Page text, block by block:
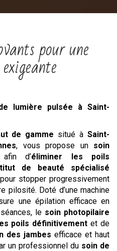
pour une
lumière pulsée
à Saint-
de gamme situé àSaint-
, vous propose un soin
d’éliminer les poils
de beauté spécialisé
pour stopper progressivement
pilosité. Doté d’une machine
une épilation efficace en
le soin photopilaire
poils définitivement et de
des jambes efficace et haut
un professionnel du soin de